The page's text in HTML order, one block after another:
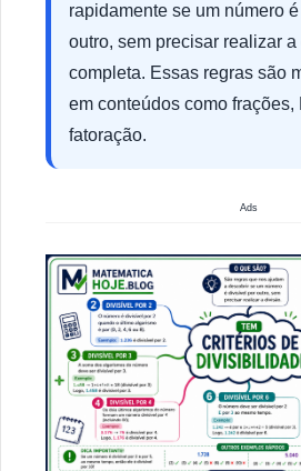
rapidamente se um número
outro, sem precisar realizar
completa. Essas regras são
em conteúdos como frações,
fatoração.
Ads